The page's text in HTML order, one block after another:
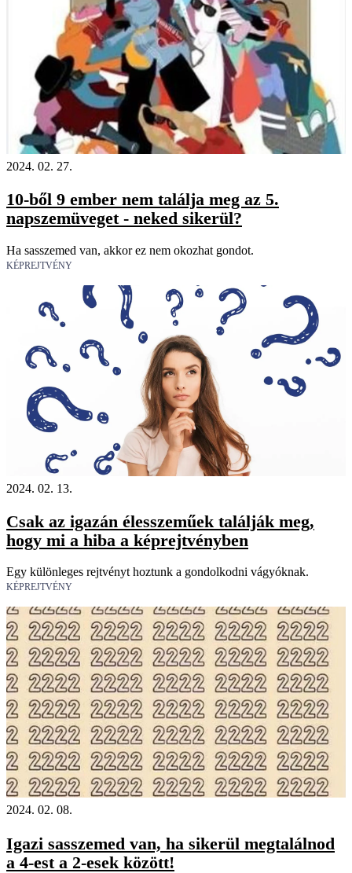
2024. 02. 27.
10-ből 9 ember nem találja meg az 5.
napszemüveget - neked sikerül?
Ha sasszemed van, akkor ez nem okozhat gondot.
KÉPREJTVÉNY
2024. 02. 13.
Csak az igazán élesszeműek találják meg,
hogy mi a hiba a képrejtvényben
Egy különleges rejtvényt hoztunk a gondolkodni vágyóknak.
KÉPREJTVÉNY
2024. 02. 08.
Igazi sasszemed van, ha sikerül megtalálnod
a 4-est a 2-esek között!